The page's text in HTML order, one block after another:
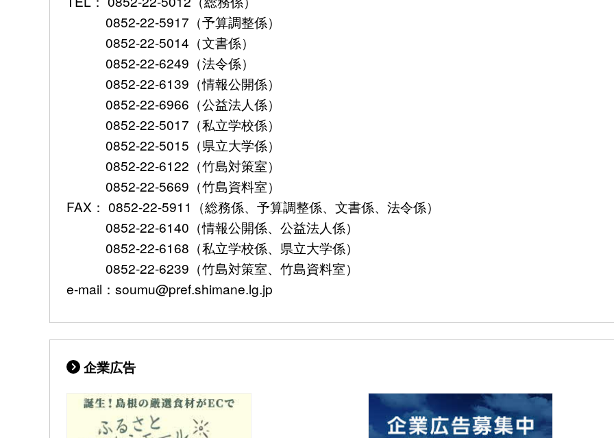
0852-22-5917（予算調整係）
0852-22-5014（文書係）
0852-22-6249（法令係）
0852-22-6139（情報公開係）
0852-22-6966（公益法人係）
0852-22-5017（私立学校係）
0852-22-5015（県立大学係）
0852-22-6122（竹島対策室）
0852-22-5669（竹島資料室）
FAX： 0852-22-5911（総務係、予算調整係、文書係、法令係）
0852-22-6140（情報公開係、公益法人係）
0852-22-6168（私立学校係、県立大学係）
0852-22-6239（竹島対策室、竹島資料室）
e-mail：soumu@pref.shimane.lg.jp
企業広告